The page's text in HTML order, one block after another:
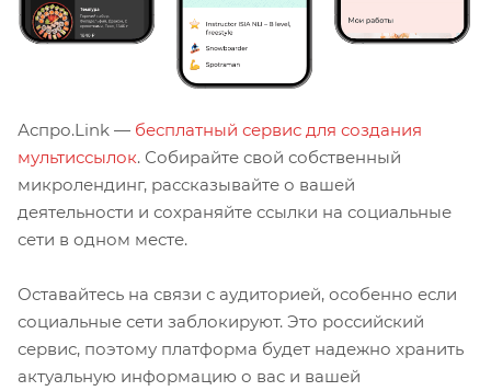
Аспро.Link — бесплатный сервис для создания
мультиссылок. Собирайте свой собственный
микролендинг, рассказывайте о вашей
деятельности и сохраняйте ссылки на социальные
сети в одном месте.
Оставайтесь на связи с аудиторией, особенно если
социальные сети заблокируют. Это российский
сервис, поэтому платформа будет надежно хранить
актуальную информацию о вас и вашей